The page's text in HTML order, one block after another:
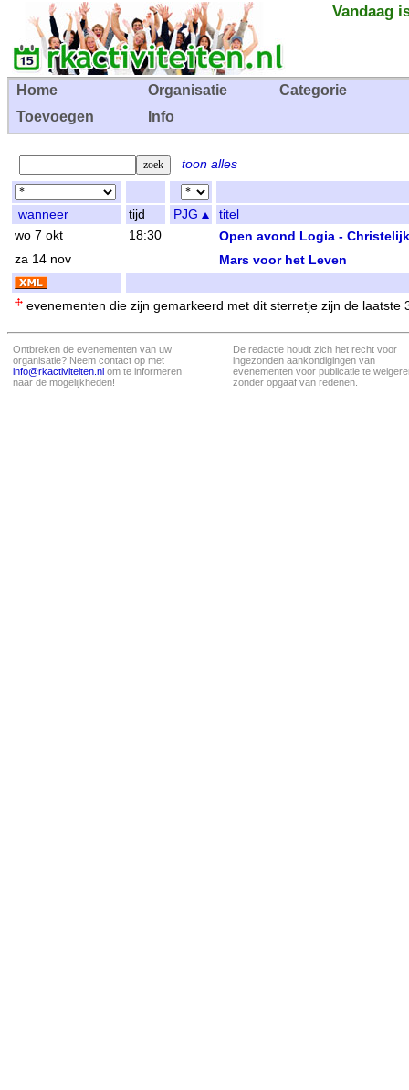
Vandaag
Home Organisatie
Categorie
Toevoegen
Info
toon alles
wanneer tijd PJG
titel
wo 7 okt
18:30 Open avond Logia -
za 14 nov Mars voor het Leven
evenementen die zijn gemarkeerd met dit sterretje zijn de laatste
Ontbreken de evenementen van uw
organisatie? Neem contact op met
info@rkactiviteiten.nl om te informeren
naar de mogelijkheden!
De redactie houdt zich het recht voor
ingezonden aankondigingen van
evenementen voor publicatie te
zonder opgaaf van redenen.